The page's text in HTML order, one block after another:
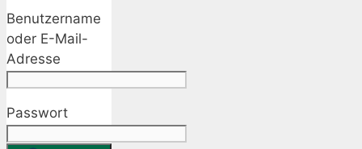
Benutzername
oder E-Mail-
Adresse
Passwort